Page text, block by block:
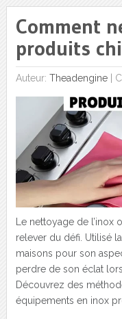
Comment
produits
Auteur: Theadengine|
Le nettoyage de l’inox
relever du défi. Utilisé
maisons pour son
perdre de son éclat
Découvrez des
équipements en inox